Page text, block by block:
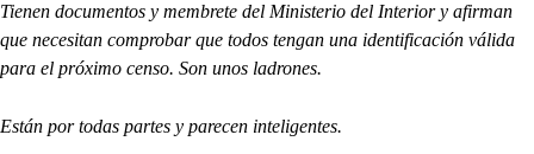
Tienen documentos y membrete del Ministerio del Interior y afirman
que necesitan comprobar que todos tengan una identificación válida
para el próximo censo. Son unos ladrones.
Están por todas partes y parecen inteligentes.